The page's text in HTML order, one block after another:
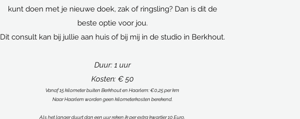
kunt doen met je nieuwe doek, zak of ringsling? Dan is dit de
beste optie voor jou.
Dit consult kan bij jullie aan huis of bij mij in de studio in Berkhout.
Duur: 1 uur
Kosten: € 50
Vanaf 15 kilometer buiten Berkhout en Haarlem: €0,25 per km
Naar Haarlem worden geen kilometerkosten berekend.
Als het langer duurt dan een uur reken ik per extra kwartier 10 Euro.